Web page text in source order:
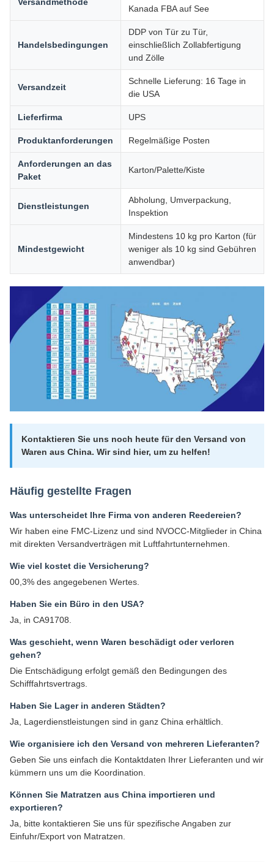
Kanada FBA auf See
Handelsbedingungen
DDP von Tür zu Tür,
einschließlich Zollabfertigung
und Zölle
Versandzeit
Schnelle Lieferung: 16 Tage in
die USA
Lieferfirma UPS
Produktanforderungen Regelmäßige Posten
Anforderungen an das
Paket
Karton/Palette/Kiste
Dienstleistungen
Abholung, Umverpackung,
Inspektion
Mindestgewicht
Mindestens 10 kg pro Karton (für
weniger als 10 kg sind Gebühren
anwendbar)
Kontaktieren Sie uns noch heute für den Versand von
Waren aus China. Wir sind hier, um zu helfen!
Häufig gestellte Fragen
Was unterscheidet Ihre Firma von anderen Reedereien?
Wir haben eine FMC-Lizenz und sind NVOCC-Mitglieder in China
mit direkten Versandverträgen mit Luftfahrtunternehmen.
Wie viel kostet die Versicherung?
00,3% des angegebenen Wertes.
Haben Sie ein Büro in den USA?
Ja, in CA91708.
Was geschieht, wenn Waren beschädigt oder verloren
gehen?
Die Entschädigung erfolgt gemäß den Bedingungen des
Schifffahrtsvertrags.
Haben Sie Lager in anderen Städten?
Ja, Lagerdienstleistungen sind in ganz China erhältlich.
Wie organisiere ich den Versand von mehreren Lieferanten?
Geben Sie uns einfach die Kontaktdaten Ihrer Lieferanten und wir
kümmern uns um die Koordination.
Können Sie Matratzen aus China importieren und
exportieren?
Ja, bitte kontaktieren Sie uns für spezifische Angaben zur
Einfuhr/Export von Matratzen.